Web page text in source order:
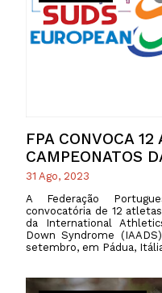
FPA CONVOCA 12
CAMPEONATOS
31 Ago, 2023
A Federação
convocatória de 12
da International
Down Syndrome
setembro, em Pádua,